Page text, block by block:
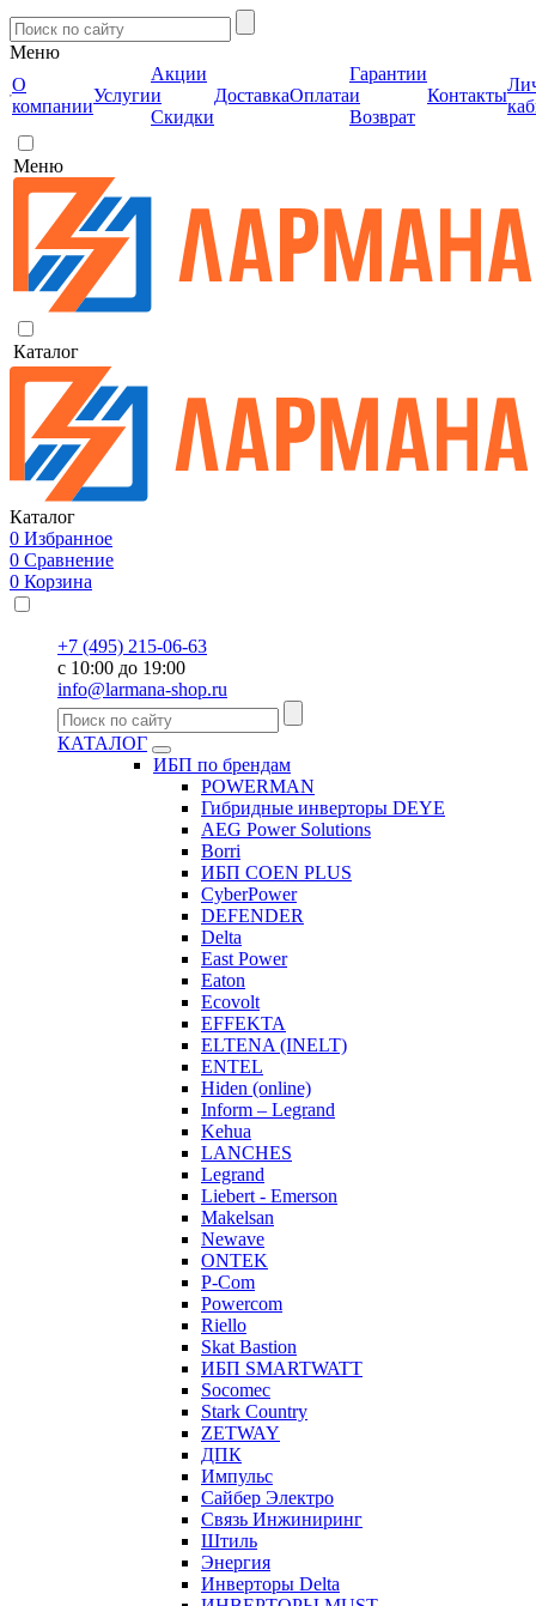
Меню
О
компании
Услуги
Акции
и
Скидки
ДоставкаОплата
Гарантии
и
Возврат
Контакты
Меню
Каталог
Каталог
0 Избранное
0 Сравнение
0 Корзина
+7 (495) 215-06-63
с 10:00 до 19:00
info@larmana-shop.ru
КАТАЛОГ
ИБП по брендам
POWERMAN
Гибридные инверторы DEYE
AEG Power Solutions
Borri
ИБП COEN PLUS
CyberPower
DEFENDER
Delta
East Power
Eaton
Ecovolt
EFFEKTA
ELTENA (INELT)
ENTEL
Hiden (online)
Inform – Legrand
Kehua
LANCHES
Legrand
Liebert - Emerson
Makelsan
Newave
ONTEK
P-Com
Powercom
Riello
Skat Bastion
ИБП SMARTWATT
Socomec
Stark Country
ZETWAY
ДПК
Импульс
Сайбер Электро
Связь Инжиниринг
Штиль
Энергия
Инверторы Delta